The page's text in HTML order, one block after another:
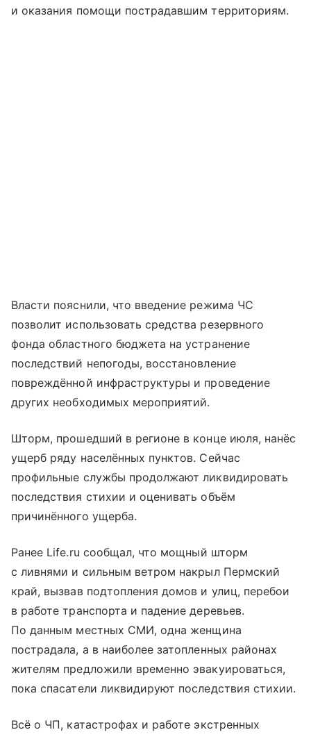
и оказания помощи пострадавшим территориям.
Власти пояснили, что введение режима ЧС
позволит использовать средства резервного
фонда областного бюджета на устранение
последствий непогоды, восстановление
повреждённой инфраструктуры и проведение
других необходимых мероприятий.
Шторм, прошедший в регионе в конце июля, нанёс
ущерб ряду населённых пунктов. Сейчас
профильные службы продолжают ликвидировать
последствия стихии и оценивать объём
причинённого ущерба.
Ранее Life.ru сообщал, что мощный шторм
с ливнями и сильным ветром накрыл Пермский
край, вызвав подтопления домов и улиц, перебои
в работе транспорта и падение деревьев.
По данным местных СМИ, одна женщина
пострадала, а в наиболее затопленных районах
жителям предложили временно эвакуироваться,
пока спасатели ликвидируют последствия стихии.
Всё о ЧП, катастрофах и работе экстренных